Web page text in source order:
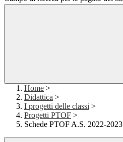
Home >
Didattica >
I progetti delle classi >
Progetti PTOF >
Schede PTOF A.S. 2022-2023